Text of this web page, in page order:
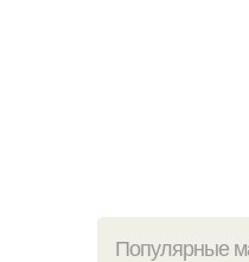
Популярные